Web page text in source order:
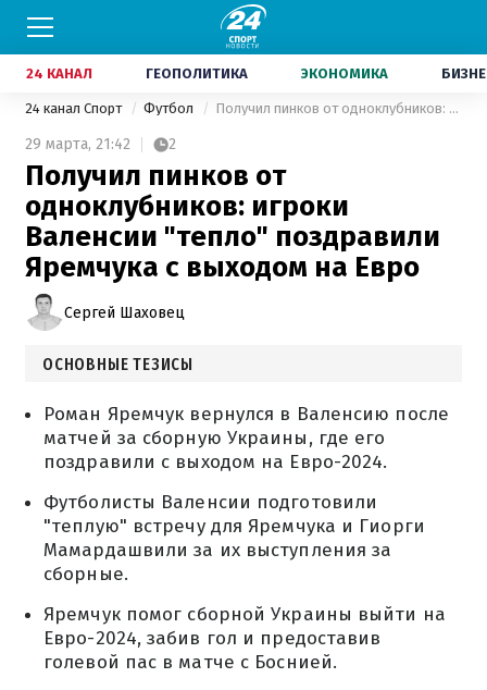
24 КАНАЛ ГЕОПОЛИТИКА ЭКОНОМИКА
24 канал Спорт Футбол Получил пинков от одноклубников: игроки Валенсии "тепло" поздравили Яремчука с выходом на Евро
29 марта, 21:42 2
Получил пинков от
одноклубников: игроки
Валенсии "тепло" поздравили
Яремчука с выходом на Евро
Сергей Шаховец
ОСНОВНЫЕ ТЕЗИСЫ
Роман Яремчук вернулся в Валенсию после
матчей за сборную Украины, где его
поздравили с выходом на Евро-2024.
Футболисты Валенсии подготовили
"теплую" встречу для Яремчука и Гиорги
Мамардашвили за их выступления за
сборные.
Яремчук помог сборной Украины выйти на
Евро-2024, забив гол и предоставив
голевой пас в матче с Боснией.